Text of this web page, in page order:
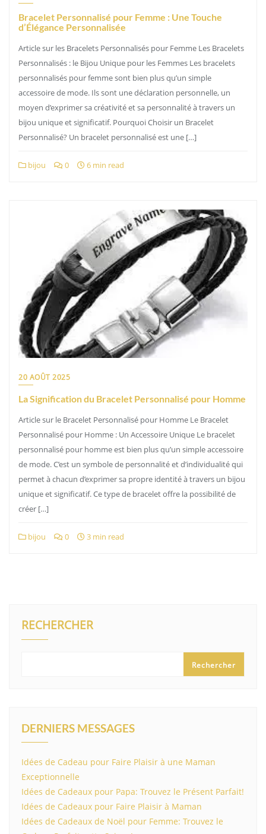
Bracelet Personnalisé pour Femme : Une Touche
d’Élégance Personnalisée
Article sur les Bracelets Personnalisés pour Femme Les Bracelets
Personnalisés : le Bijou Unique pour les Femmes Les bracelets
personnalisés pour femme sont bien plus qu’un simple
accessoire de mode. Ils sont une déclaration personnelle, un
moyen d’exprimer sa créativité et sa personnalité à travers un
bijou unique et significatif. Pourquoi Choisir un Bracelet
Personnalisé? Un bracelet personnalisé est une […]
bijou 0 6 min read
20 AOÛT 2025
La Signification du Bracelet Personnalisé pour Homme
Article sur le Bracelet Personnalisé pour Homme Le Bracelet
Personnalisé pour Homme : Un Accessoire Unique Le bracelet
personnalisé pour homme est bien plus qu’un simple accessoire
de mode. C’est un symbole de personnalité et d’individualité qui
permet à chacun d’exprimer sa propre identité à travers un bijou
unique et significatif. Ce type de bracelet offre la possibilité de
créer […]
bijou 0 3 min read
RECHERCHER
Rechercher
DERNIERS MESSAGES
Idées de Cadeau pour Faire Plaisir à une Maman
Exceptionnelle
Idées de Cadeaux pour Papa: Trouvez le Présent Parfait!
Idées de Cadeaux pour Faire Plaisir à Maman
Idées de Cadeaux de Noël pour Femme: Trouvez le